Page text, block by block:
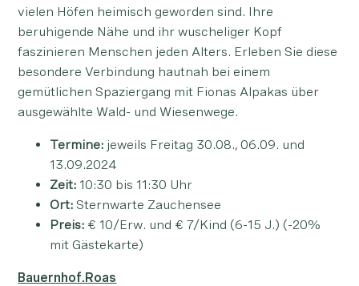
vielen Höfen heimisch geworden sind. Ihre
beruhigende Nähe und ihr wuscheliger Kopf
faszinieren Menschen jeden Alters. Erleben Sie diese
besondere Verbindung hautnah bei einem
gemütlichen Spaziergang mit Fionas Alpakas über
ausgewählte Wald- und Wiesenwege.
Termine: jeweils Freitag 30.08., 06.09. und
13.09.2024
Zeit: 10:30 bis 11:30 Uhr
Ort: Sternwarte Zauchensee
Preis: € 10/Erw. und € 7/Kind (6-15 J.) (-20%
mit Gästekarte)
Bauernhof.Roas